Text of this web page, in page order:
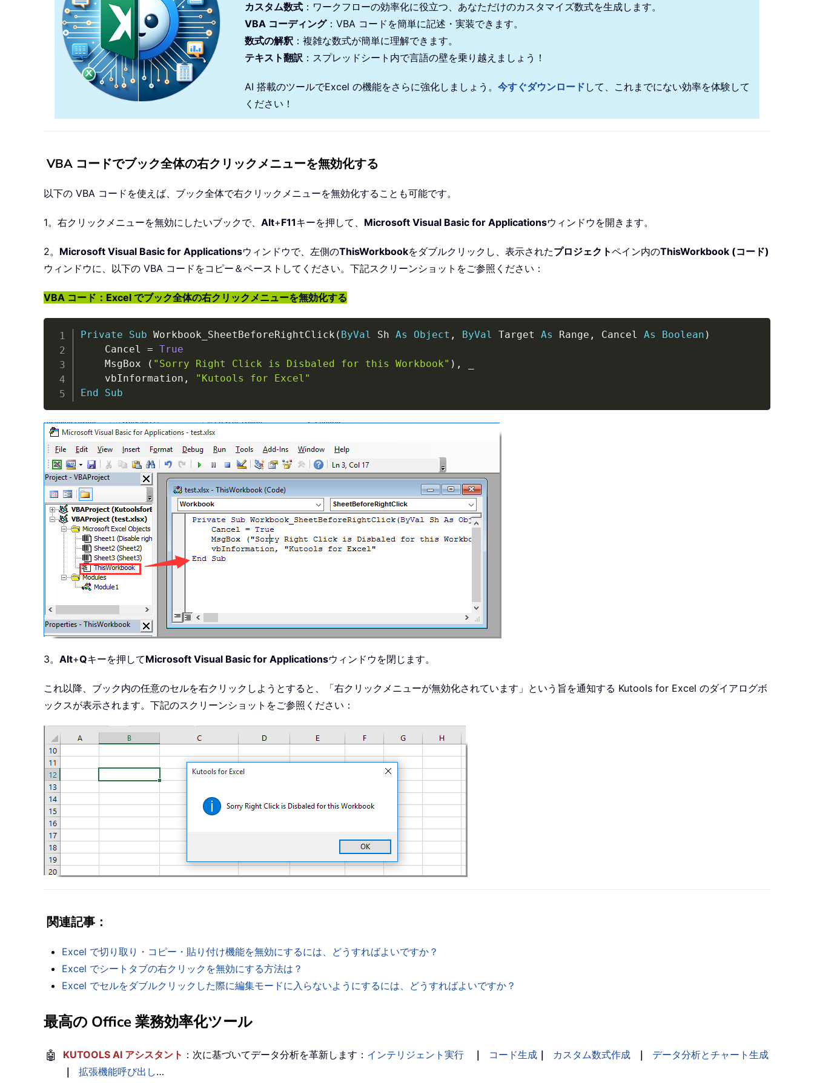
カスタム数式 ：ワークフローの効率化に役立つ、あなただけのカスタマイズ数式を生成します。
VBA コーディング：VBA コードを簡単に記述・実装できます。
数式の解釈 ：複雑な数式が簡単に理解できます。
テキスト翻訳 ：スプレッドシート内で言語の壁を乗り越えましょう！
AI 搭載のツールでExcel の機能をさらに強化しましょう。 今すぐダウンロード して、これまでにない効率を体験して
ください！
VBA コードでブック全体の右クリックメニューを無効化する
以下の VBA コードを使えば、ブック全体で右クリックメニューを無効化することも可能です。
1。右クリックメニューを無効にしたいブックで、 Alt+F11キーを押して、 Microsoft Visual Basic for Applicationsウィンドウを開きます。
2。 Microsoft Visual Basic for Applicationsウィンドウで、左側のThisWorkbookをダブルクリックし、表示されたプロジェクトペイン内のThisWorkbook (コード)
ウィンドウに、以下の VBA コードをコピー＆ペーストしてください。下記スクリーンショットをご参照ください：
VBA コード：Excel でブック全体の右クリックメニューを無効化する
Private Sub Workbook_SheetBeforeRightClick ( ByVal Sh As Object , ByVal Target As Range , Cancel As Boolean )
    Cancel
= True
    MsgBox
( "Sorry Right Click is Disbaled for this Workbook" ) ,
    vbInformation
,
"Kutools for Excel"
End
Sub
3。 Alt+Qキーを押してMicrosoft Visual Basic for Applicationsウィンドウを閉じます。
これ以降、ブック内の任意のセルを右クリックしようとすると、「右クリックメニューが無効化されています」という旨を通知する Kutools for Excel のダイアログボ
ックスが表示されます。下記のスクリーンショットをご参照ください：
関連記事 ：
Excel で切り取り・コピー・貼り付け機能を無効にするには、どうすればよいですか？
Excel でシートタブの右クリックを無効にする方法は？
Excel でセルをダブルクリックした際に編集モードに入らないようにするには、どうすればよいですか？
最高の Office 業務効率化ツール
🤖 KUTOOLS AI アシスタント ：次に基づいてデータ分析を革新します： インテリジェント実行 ｜ コード生成 ｜ カスタム数式作成 ｜
データ分析とチャート生成
｜
拡張機能呼び出し…